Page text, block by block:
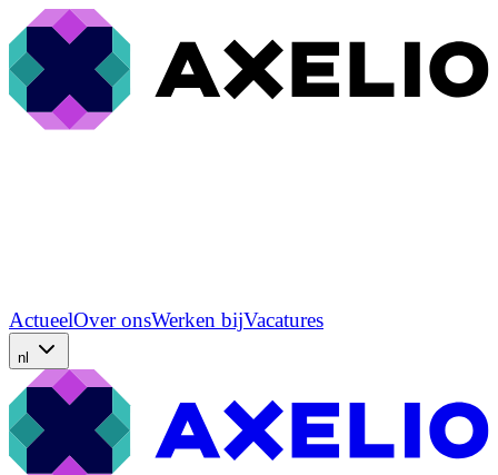
ActueelOver onsWerken bijVacatures
nl